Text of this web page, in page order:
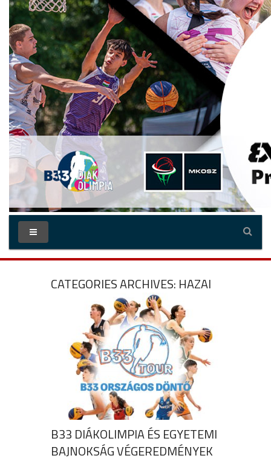
CATEGORIES ARCHIVES: HAZAI
B33 DIÁKOLIMPIA ÉS EGYETEMI
BAJNOKSÁG VÉGEREDMÉNYEK